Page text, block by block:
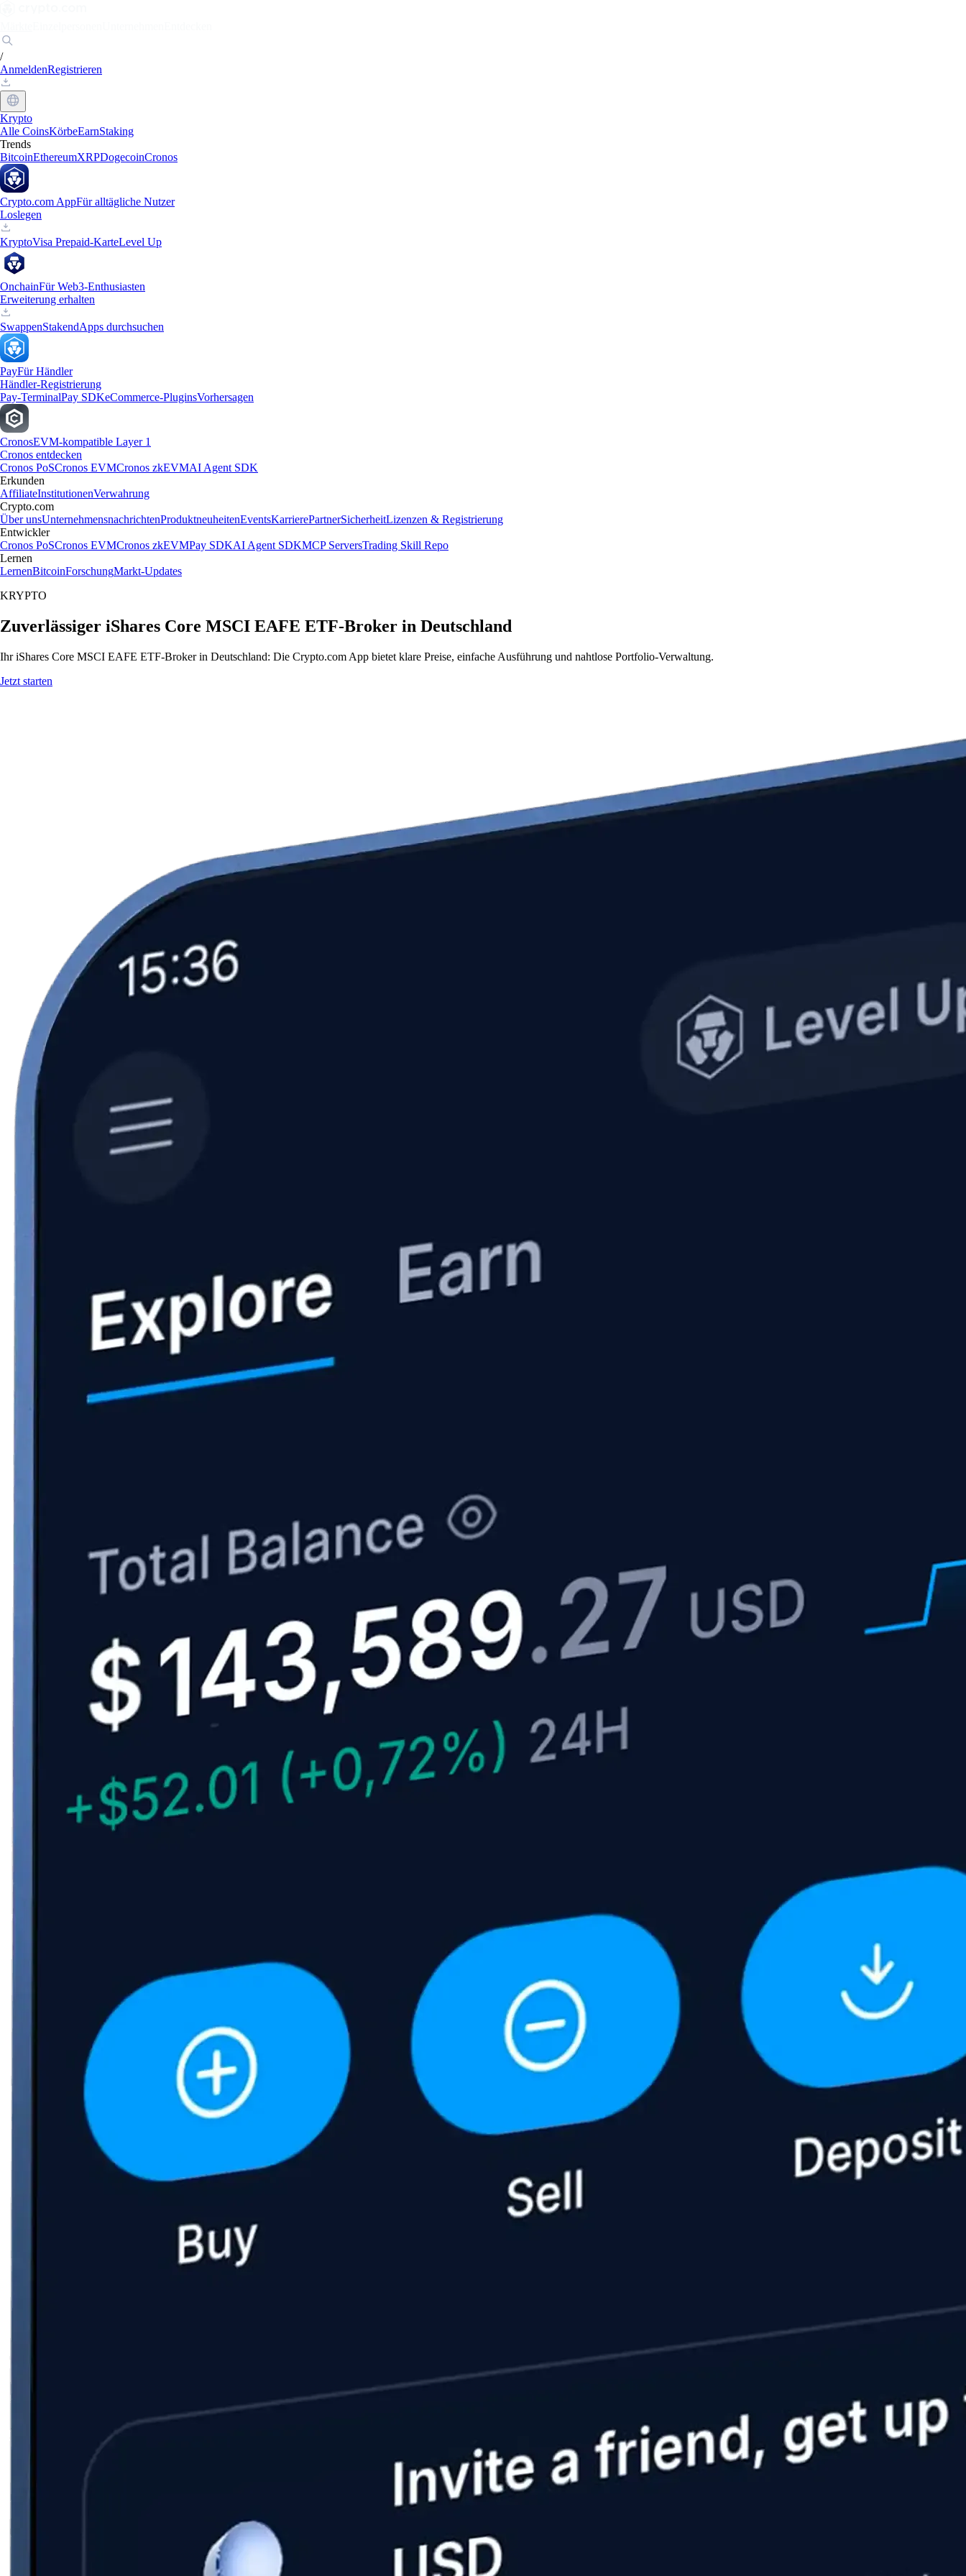
/
AnmeldenRegistrieren
Krypto
Alle CoinsKörbeEarnStaking
Trends
BitcoinEthereumXRPDogecoinCronos
Crypto.com AppFür alltägliche Nutzer
Loslegen
KryptoVisa Prepaid-KarteLevel Up
OnchainFür Web3-Enthusiasten
Erweiterung erhalten
SwappenStakendApps durchsuchen
PayFür Händler
Händler-Registrierung
Pay-TerminalPay SDKeCommerce-PluginsVorhersagen
CronosEVM-kompatible Layer 1
Cronos entdecken
Cronos PoSCronos EVMCronos zkEVMAI Agent SDK
Erkunden
AffiliateInstitutionenVerwahrung
Crypto.com
Über unsUnternehmensnachrichtenProduktneuheitenEventsKarrierePartnerSicherheitLizenzen & Registrierung
Entwickler
Cronos PoSCronos EVMCronos zkEVMPay SDKAI Agent SDKMCP ServersTrading Skill Repo
Lernen
LernenBitcoinForschungMarkt-Updates
KRYPTO
Zuverlässiger iShares Core MSCI EAFE ETF-Broker in Deutschland
Ihr iShares Core MSCI EAFE ETF-Broker in Deutschland: Die Crypto.com App bietet klare Preise, einfache Ausführung und nahtlose Portfolio-Verwaltung.
Jetzt starten